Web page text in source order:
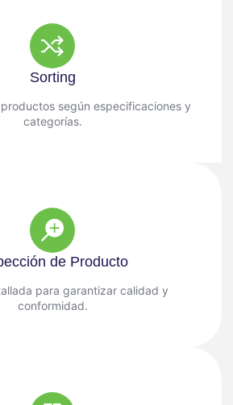
Sorting
según especificaciones y
categorías.
de Producto
para garantizar calidad y
conformidad.